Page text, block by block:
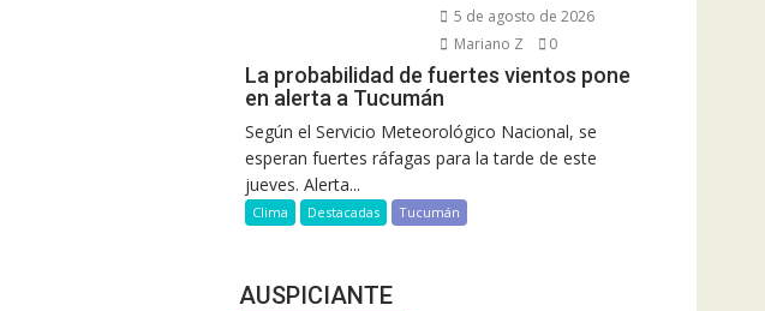
5 de agosto de 2026
Mariano Z
0
La probabilidad de fuertes vientos pone
en alerta a Tucumán
Según el Servicio Meteorológico Nacional, se
esperan fuertes ráfagas para la tarde de este
jueves. Alerta...
Clima Destacadas Tucumán
AUSPICIANTE